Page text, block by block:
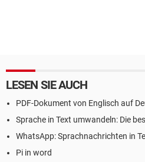
LESEN SIE AUCH
PDF-Dokument von Englisch auf
Sprache in Text umwandeln: Die
WhatsApp: Sprachnachrichten in
Pi in word